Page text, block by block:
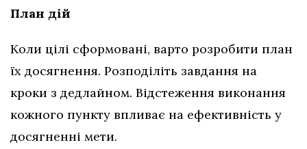
План дій
Коли цілі сформовані, варто розробити план
їх досягнення. Розподіліть завдання на
кроки з дедлайном. Відстеження виконання
кожного пункту впливає на ефективність у
досягненні мети.